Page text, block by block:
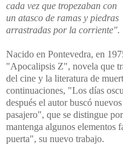
cada vez que tropezaban con
un atasco de ramas y piedras
arrastradas por la corriente".
Nacido en Pontevedra, en
"Apocalipsis Z", novela que
del cine y la literatura de
continuaciones, "Los días
después el autor buscó
pasajero", que se distingue
mantenga algunos elementos
puerta", su nuevo trabajo.